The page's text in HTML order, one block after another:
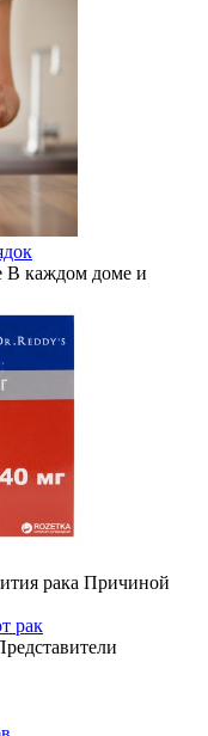
В каждом доме и
рака Причиной
рак